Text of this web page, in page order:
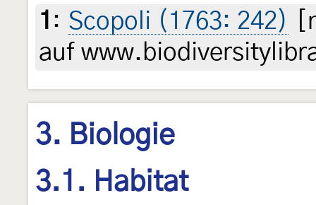
1 : Scopoli (1763: 242)
auf
3. Biologie
3.1. Habitat